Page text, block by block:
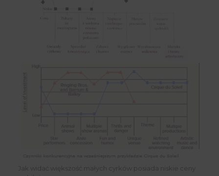
Jak widać większość małych cyrków posiada niskie ceny